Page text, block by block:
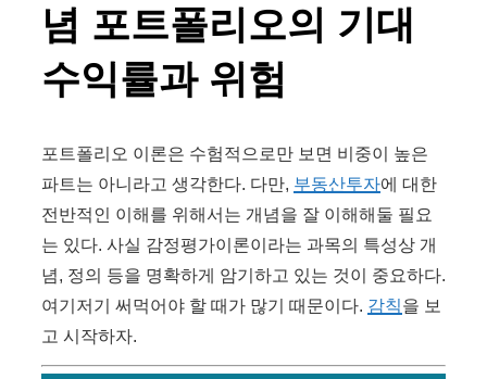
념 포트폴리오의 기대
수익률과 위험
포트폴리오 이론은 수험적으로만 보면 비중이 높은
파트는 아니라고 생각한다. 다만, 부동산투자에 대한
전반적인 이해를 위해서는 개념을 잘 이해해둘 필요
는 있다. 사실 감정평가이론이라는 과목의 특성상 개
념, 정의 등을 명확하게 암기하고 있는 것이 중요하다.
여기저기 써먹어야 할 때가 많기 때문이다. 감칙을 보
고 시작하자.